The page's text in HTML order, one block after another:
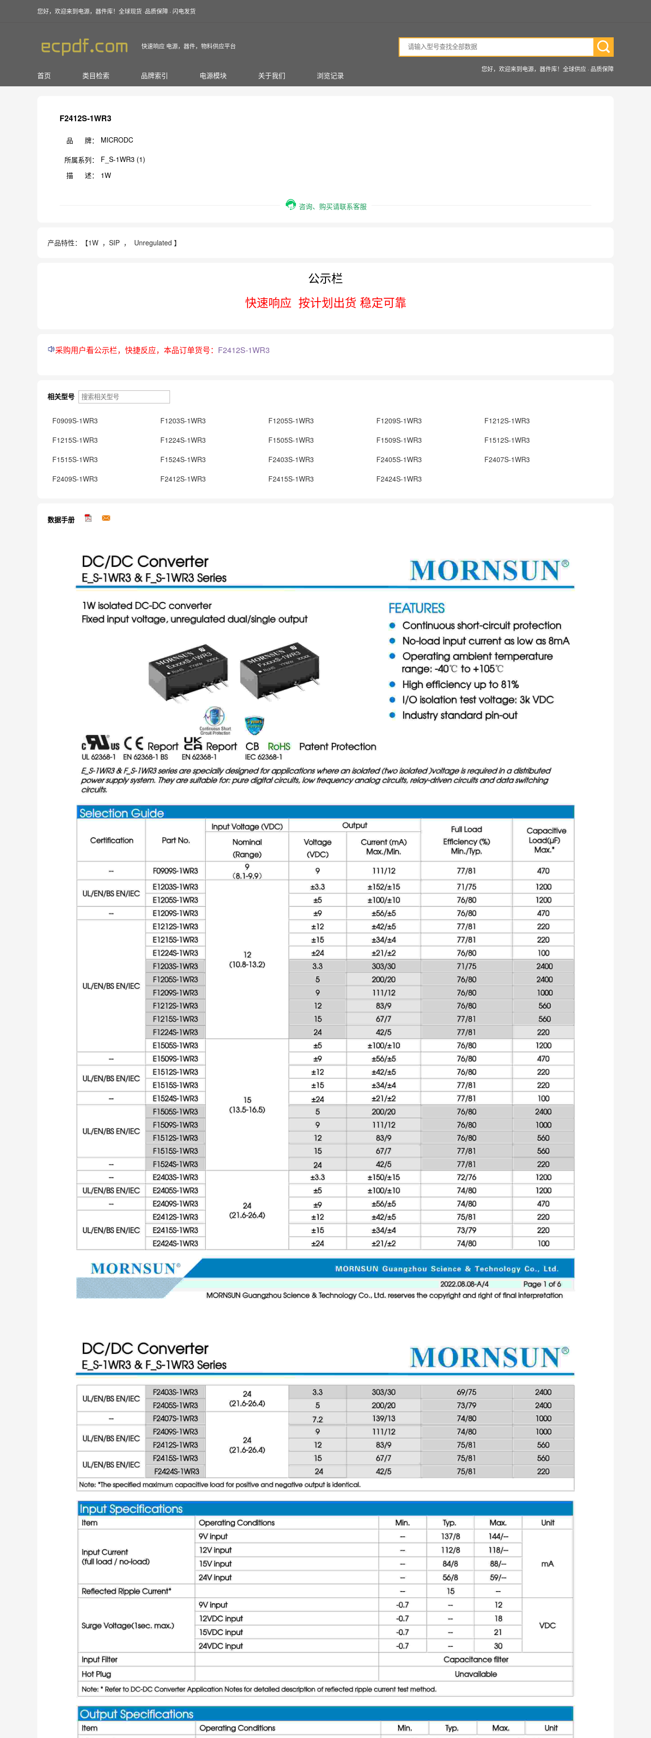
您好，欢迎来到电源，器件库！全球现货 ·品质保障 · 闪电发货
快速响应 电源，器件，物料供应平台
您好，欢迎来到电源，器件库！全球供应 · 品质保障
首页 类目检索 品牌索引 电源模块 关于我们 浏览记录
F2412S-1WR3
品 牌： MICRODC
所属系列：
F_S-1WR3 (1)
描 述：
1W
咨询、购买请联系客服
产品特性：【1W ， SIP ， Unregulated 】
公示栏
快速响应 按计划出货 稳定可靠
采购用户看公示栏，快捷反应，本品订单货号： F2412S-1WR3
相关型号
F0909S-1WR3 F1203S-1WR3 F1205S-1WR3 F1209S-1WR3
F1212S-1WR3
F1215S-1WR3
F1224S-1WR3 F1505S-1WR3 F1509S-1WR3
F1512S-1WR3
F1515S-1WR3
F1524S-1WR3 F2403S-1WR3 F2405S-1WR3
F2407S-1WR3
F2409S-1WR3
F2412S-1WR3 F2415S-1WR3 F2424S-1WR3
数据手册